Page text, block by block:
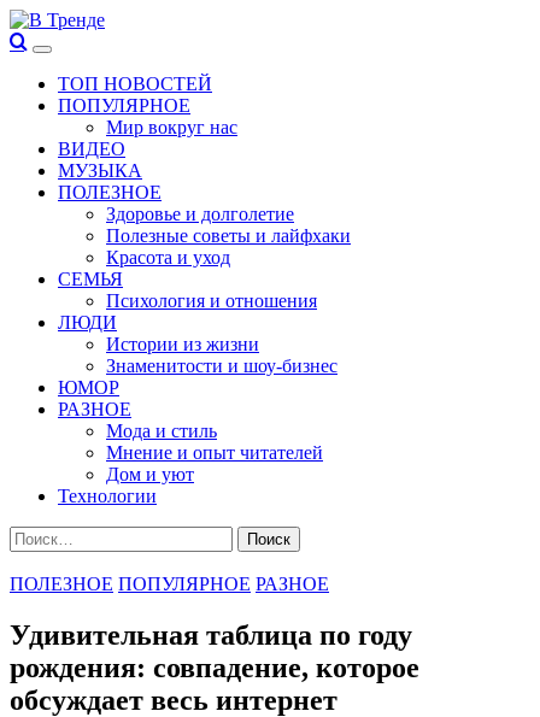
Перейти
к
Основное
меню
ТОП НОВОСТЕЙ
ПОПУЛЯРНОЕ
Мир вокруг нас
ВИДЕО
МУЗЫКА
ПОЛЕЗНОЕ
Здоровье и долголетие
Полезные советы и лайфхаки
Красота и уход
СЕМЬЯ
Психология и отношения
ЛЮДИ
Истории из жизни
Знаменитости и шоу-бизнес
ЮМОР
РАЗНОЕ
Мода и стиль
Мнение и опыт читателей
Дом и уют
Технологии
Найти:
ПОЛЕЗНОЕ ПОПУЛЯРНОЕ РАЗНОЕ
Удивительная таблица по году
рождения: совпадение, которое
обсуждает весь интернет